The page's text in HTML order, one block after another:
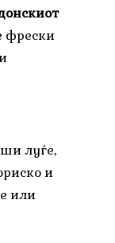
фрески
луѓе,
и
или